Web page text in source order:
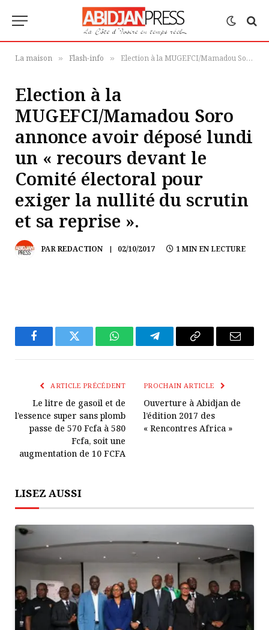
La maison » Flash-info » Election à la MUGEFCI/Mamadou Soro annonce avoir déposé lundi un « recours devant le Comité électoral pour exiger la nullité du scrutin et sa reprise ».
Election à la
MUGEFCI/Mamadou Soro
annonce avoir déposé lundi
un « recours devant le
Comité électoral pour
exiger la nullité du scrutin
et sa reprise ».
PARREDACTION 02/10/2017 1 MIN EN LECTURE
FacebookTwitter WhatsAppTélégrammeCopier
Lien
E-
ARTICLE PRÉCÉDENT
Le litre de gasoil et de
l’essence super sans plomb
passe de 570 Fcfa à 580
Fcfa, soit une
augmentation de 10 FCFA
PROCHAIN ARTICLE
Ouverture à Abidjan de
l’édition 2017 des
« Rencontres Africa »
LISEZ AUSSI